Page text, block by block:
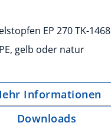
EP 270 TK-1468
gelb oder natur
Informationen
Downloads